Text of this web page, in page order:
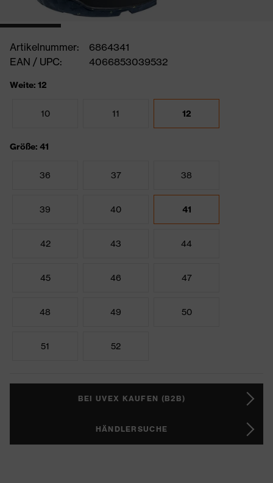
Artikelnummer:
6864341
EAN / UPC:
4066853039532
Weite: 12
10 11 12
Größe: 41
36 37 38
39 40 41
42 43 44
45 46 47
48 49 50
51 52
BEI UVEX KAUFEN (B2B)
HÄNDLERSUCHE